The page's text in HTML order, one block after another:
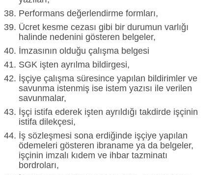
Performans değerlendirme formları,
Ücret kesme cezası gibi bir durumun varlığı
halinde nedenini gösteren belgeler,
İmzasının olduğu çalışma belgesi
SGK işten ayrılma bildirgesi,
İşçiye çalışma süresince yapılan bildirimler ve
savunma istenmiş ise istem yazısı ile verilen
savunmalar,
İşçi istifa ederek işten ayrıldığı takdirde işçinin
istifa dilekçesi,
İş sözleşmesi sona erdiğinde işçiye yapılan
ödemeleri gösteren ibraname ya da belgeler,
işçinin imzalı kıdem ve ihbar tazminatı
bordroları,